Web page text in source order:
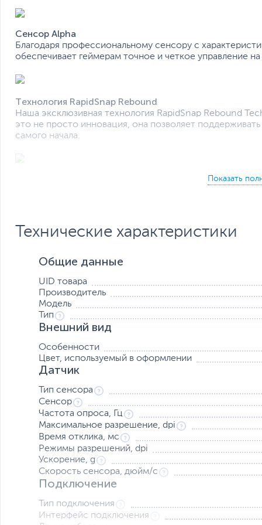
Сенсор Alpha
Благодаря профессиональному сенсору с
обеспечивает геймерам точное и четкое управление на
Технология RapidSnap Rebound
Наша эксклюзивная технология RapidSnap Rebound
это не просто инновация, она позволяет
самого начала.
L++ Многофункциональная док-станция-ресивер
Благодаря двойному игровому ресиверу 2.4 ГГц
Облегченная конструкция - 72 г
Ничто не утяжеляет мышь, поэтому вы можете с
Легкое скольжение
Превосходное управление и точность движений.
Подключение WaveLink
Эта беспроводная мышь оснащена функциями
передает сигналы до 3 раз за 1 мс, гарантируя
Технология AFC
AFC (Anypoint Flexible Click) технология обеспечивает
Технические характеристики
Общие данные
UID товара
Производитель
Модель
Тип
Внешний вид
Особенности
Цвет, используемый в оформлении
Датчик
Тип сенсора
Сенсор
Частота опроса, Гц
Максимальное разрешение, dpi
Время отклика, мс
Режимы разрешений, dpi
Ускорение, g
Скорость сенсора, дюйм/с
Подключение
Тип подключения
Интерфейс подключения